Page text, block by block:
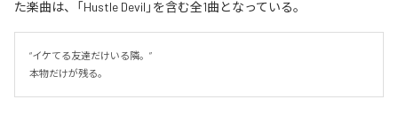
た楽曲は、「Hustle Devil」を含む全1曲となっている。
“イケてる友達だけいる隣。”
本物だけが残る。